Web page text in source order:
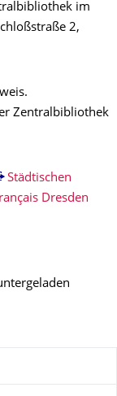
im
2,
Zentralbibliothek
Städtischen
Dresden